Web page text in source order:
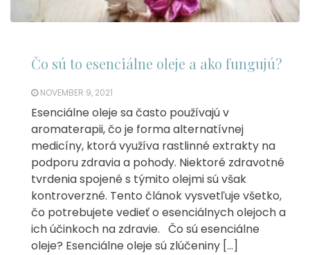
Čo sú to esenciálne oleje a ako fungujú?
NOVEMBER 9, 2021
Esenciálne oleje sa často používajú v
aromaterapii, čo je forma alternatívnej
medicíny, ktorá využíva rastlinné extrakty na
podporu zdravia a pohody. Niektoré zdravotné
tvrdenia spojené s týmito olejmi sú však
kontroverzné. Tento článok vysvetľuje všetko,
čo potrebujete vedieť o esenciálnych olejoch a
ich účinkoch na zdravie. Čo sú esenciálne
oleje? Esenciálne oleje sú zlúčeniny […]